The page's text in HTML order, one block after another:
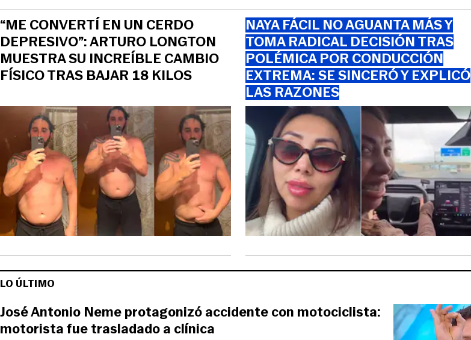
“ME CONVERTÍ EN UN CERDO
DEPRESIVO”: ARTURO LONGTON
MUESTRA SU INCREÍBLE CAMBIO
FÍSICO TRAS BAJAR 18 KILOS
NAYA FÁCIL NO AGUANTA MÁS Y
TOMA RADICAL DECISIÓN TRAS
POLÉMICA POR CONDUCCIÓN
EXTREMA: SE SINCERÓ Y EXPLICÓ
LAS RAZONES
LO ÚLTIMO
José Antonio Neme protagonizó accidente con motociclista:
motorista fue trasladado a clínica